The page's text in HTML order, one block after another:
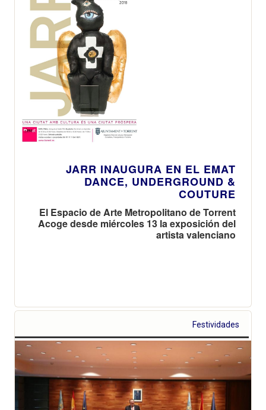
JARR INAUGURA EN EL EMAT
DANCE, UNDERGROUND &
COUTURE
El Espacio de Arte Metropolitano de Torrent
Acoge desde miércoles 13 la exposición del
artista valenciano
Festividades